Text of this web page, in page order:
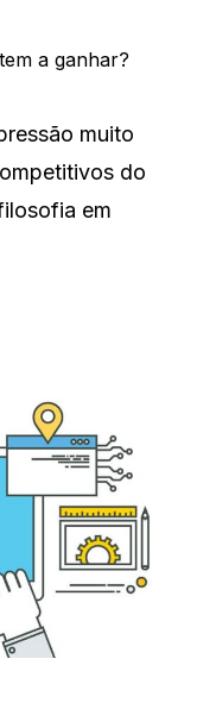
a ganhar?
muito
do
em